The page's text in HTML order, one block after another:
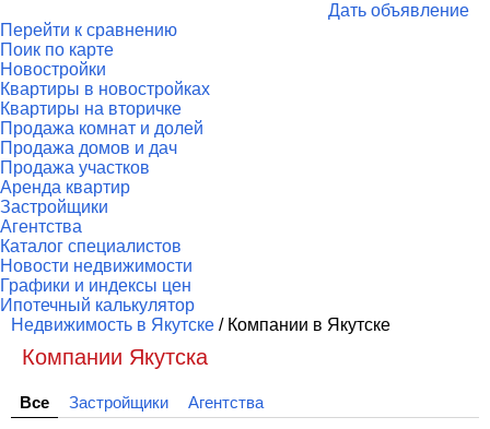
Дать объявление
Перейти к сравнению
Поик по карте
Новостройки
Квартиры в новостройках
Квартиры на вторичке
Продажа комнат и долей
Продажа домов и дач
Продажа участков
Аренда квартир
Застройщики
Агентства
Каталог специалистов
Новости недвижимости
Графики и индексы цен
Ипотечный калькулятор
Недвижимость в Якутске / Компании в Якутске
Компании Якутска
Все Застройщики Агентства